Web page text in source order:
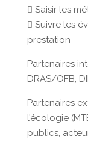
 Saisir les
 Suivre les
prestation
Partenaires
DRAS/OFB,
Partenaires
l’écologie
publics,